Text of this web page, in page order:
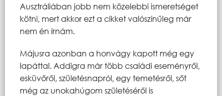
Ausztráliában jobb nem közelebbi ismeretséget
kötni, mert akkor ezt a cikket valószínűleg már
nem én írnám.
Májusra azonban a honvágy kapott még egy
lapáttal. Addigra már több családi eseményről,
esküvőről, születésnapról, egy temetésről, sőt
még az unokahúgom születéséről is